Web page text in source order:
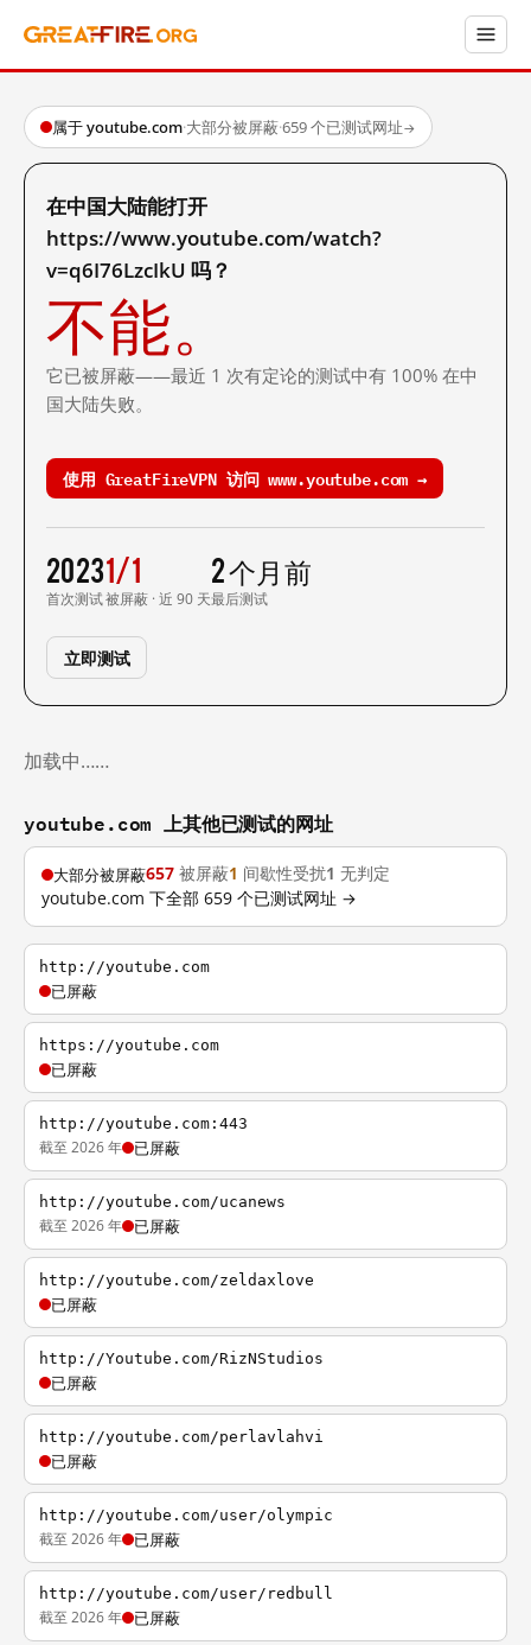
属于 youtube.com·大部分被屏蔽·659 个已测试网址→
在中国大陆能打开
https://www.youtube.com/watch?
v=q6I76LzcIkU 吗？
不能。
它已被屏蔽——最近 1 次有定论的测试中有 100% 在中
国大陆失败。
使用 GreatFireVPN 访问 www.youtube.com →
2023
首次测试
1/1
被屏蔽 · 近 90 天
2 个月前
最后测试
立即测试
加载中……
youtube.com 上其他已测试的网址
大部分被屏蔽657 被屏蔽1 间歇性受扰1 无判定
youtube.com 下全部 659 个已测试网址 →
http://youtube.com
已屏蔽
https://youtube.com
已屏蔽
http://youtube.com:443
截至 2026 年 已屏蔽
http://youtube.com/ucanews
截至 2026 年 已屏蔽
http://youtube.com/zeldaxlove
已屏蔽
http://Youtube.com/RizNStudios
已屏蔽
http://youtube.com/perlavlahvi
已屏蔽
http://youtube.com/user/olympic
截至 2026 年 已屏蔽
http://youtube.com/user/redbull
截至 2026 年 已屏蔽